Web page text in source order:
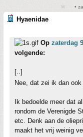
•
Hyaenidae
Op zaterdag
volgende:
[..]
Nee, dat zei ik dan
Ik bedoelde meer dat
rondom de Verenigde
etc. Denk aan de
maakt het vrij weinig